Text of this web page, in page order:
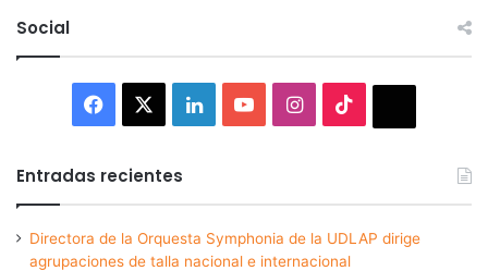
Social
Facebook LinkedInYouTubeInstagram
Entradas recientes
Directora de la Orquesta Symphonia de la UDLAP dirige
agrupaciones de talla nacional e internacional